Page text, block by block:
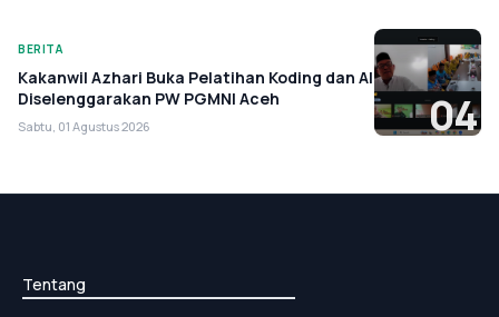
BERITA
Kakanwil Azhari Buka Pelatihan Koding dan AI
Diselenggarakan PW PGMNI Aceh
Sabtu, 01 Agustus 2026 04
Tentang